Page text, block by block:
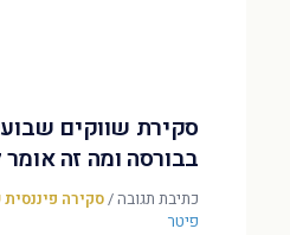
סקירת שווקים
בבורסה ומה זה
כתיבת תגובה/סקירה
פיטר